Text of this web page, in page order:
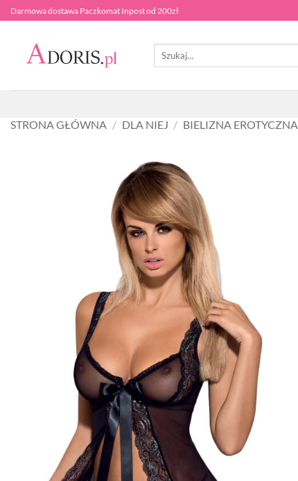
Przewiń
do
zawartości
Darmowa dostawa Paczkomat Inpost od 200zł
Szukaj:
STRONA GŁÓWNA / DLA NIEJ / BIELIZNA EROTYCZNA